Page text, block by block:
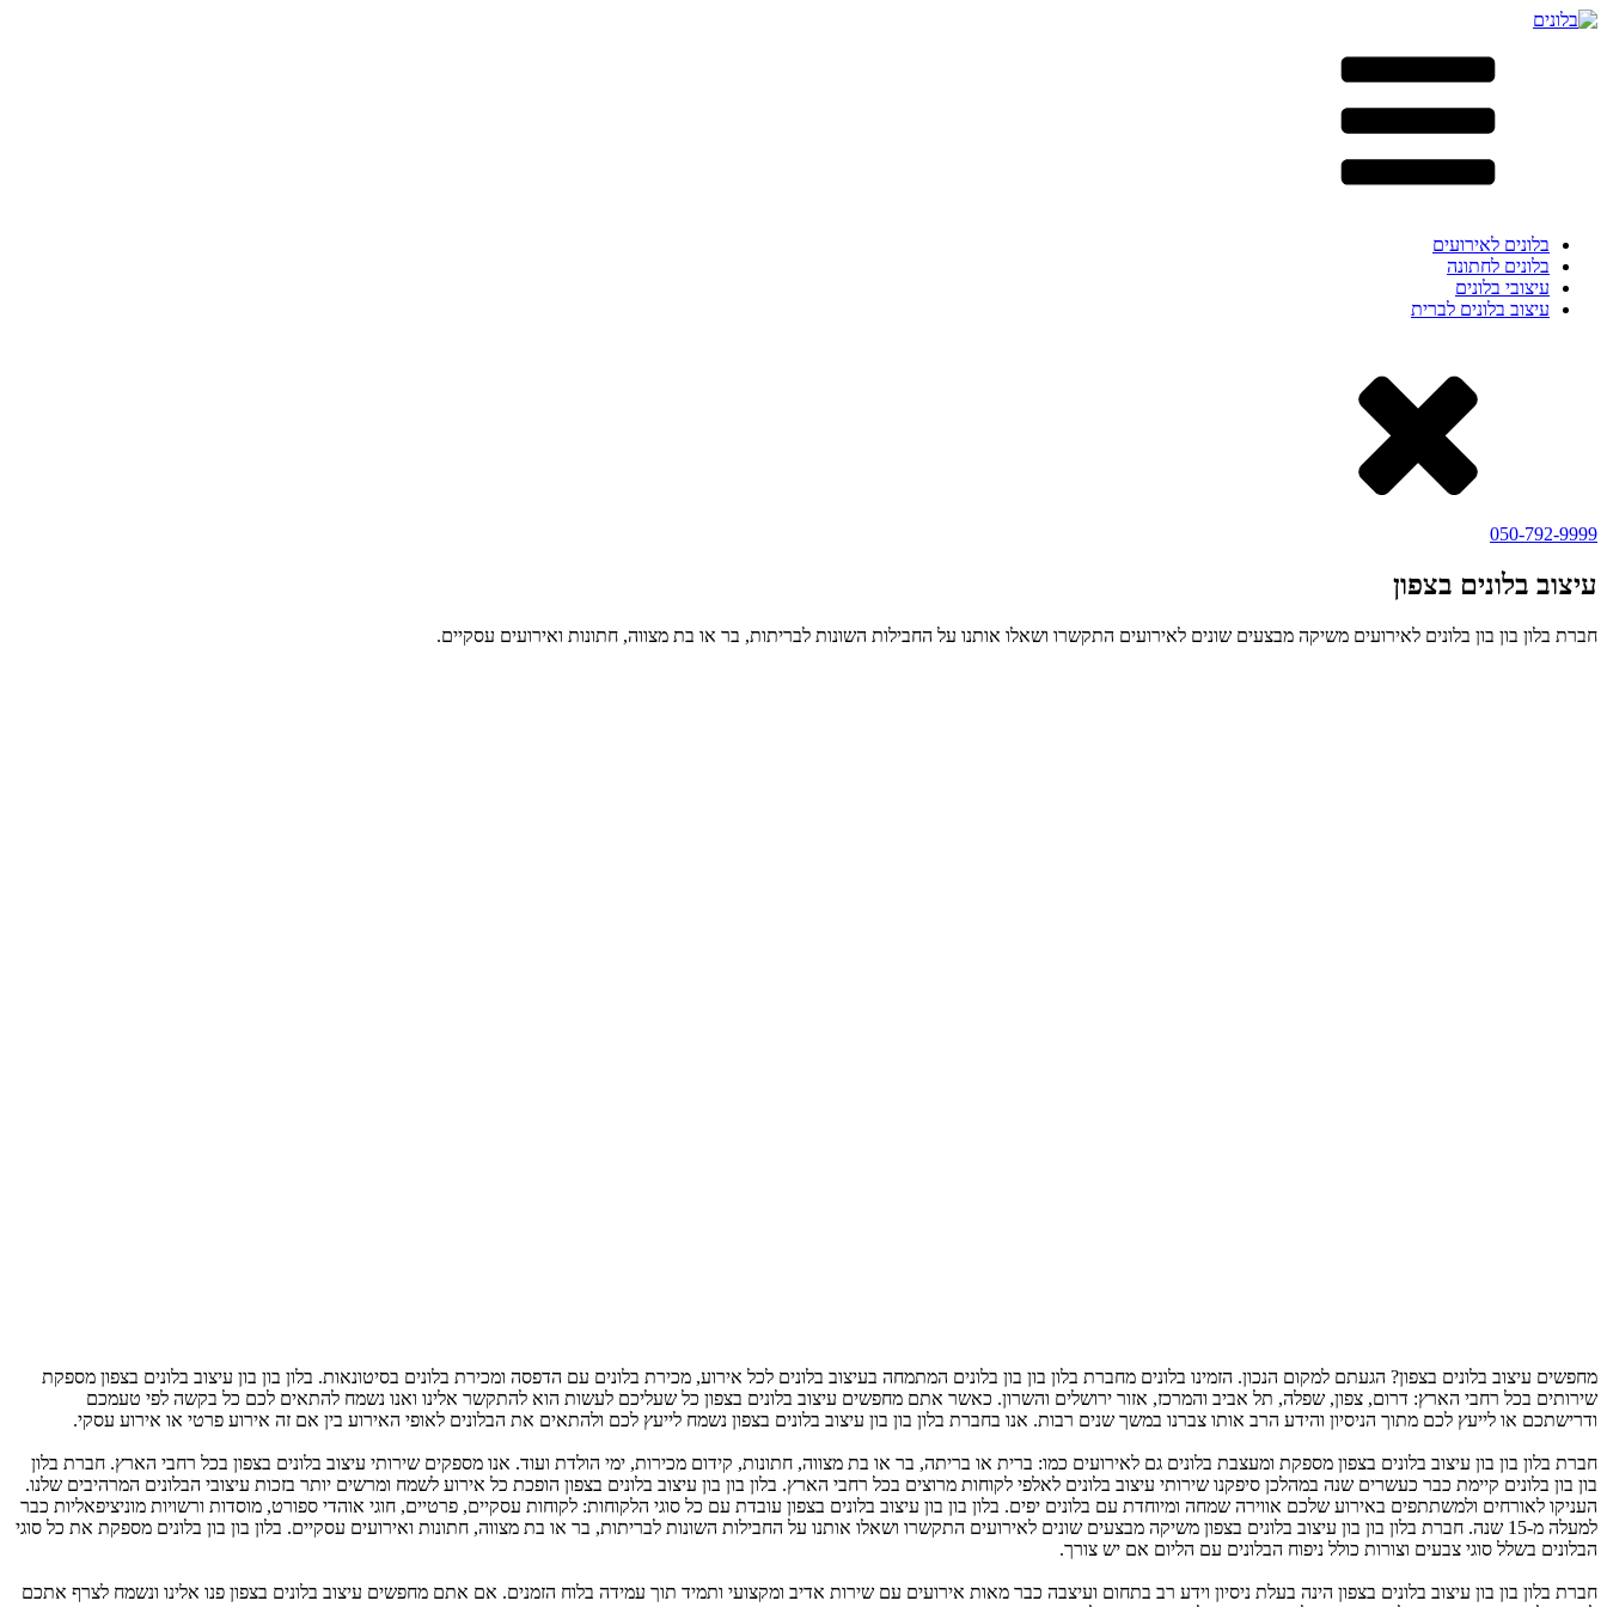
בלונים לאירועים
בלונים לחתונה
עיצובי בלונים
עיצוב בלונים לברית
050-792-9999
עיצוב בלונים בצפון
חברת בלון בון בון בלונים לאירועים משיקה מבצעים שונים לאירועים התקשרו ושאלו אותנו על החבילות השונות לבריתות, בר או בת מצווה, חתונות ואירועים עסקיים.
מחפשים עיצוב בלונים בצפון? הגעתם למקום הנכון. הזמינו בלונים מחברת בלון בון בון בלונים המתמחה בעיצוב בלונים לכל אירוע, מכירת בלונים עם הדפסה ומכירת בלונים בסיטונאות. בלון בון בון עיצוב בלונים בצפון מספקת
שירותים בכל רחבי הארץ: דרום, צפון, שפלה, תל אביב והמרכז, אזור ירושלים והשרון. כאשר אתם מחפשים עיצוב בלונים בצפון כל שעליכם לעשות הוא להתקשר אלינו ואנו נשמח להתאים לכם כל בקשה לפי טעמכם
ודרישתכם או לייעץ לכם מתוך הניסיון והידע הרב אותו צברנו במשך שנים רבות. אנו בחברת בלון בון בון עיצוב בלונים בצפון נשמח לייעץ לכם ולהתאים את הבלונים לאופי האירוע בין אם זה אירוע פרטי או אירוע עסקי.
חברת בלון בון בון עיצוב בלונים בצפון מספקת ומעצבת בלונים גם לאירועים כמו: ברית או בריתה, בר או בת מצווה, חתונות, קידום מכירות, ימי הולדת ועוד. אנו מספקים שירותי עיצוב בלונים בצפון בכל רחבי הארץ. חברת בלון
בון בון בלונים קיימת כבר כעשרים שנה במהלכן סיפקנו שירותי עיצוב בלונים לאלפי לקוחות מרוצים בכל רחבי הארץ. בלון בון בון עיצוב בלונים בצפון הופכת כל אירוע לשמח ומרשים יותר בזכות עיצובי הבלונים המרהיבים שלנו.
העניקו לאורחים ולמשתתפים באירוע שלכם אווירה שמחה ומיוחדת עם בלונים יפים. בלון בון בון עיצוב בלונים בצפון עובדת עם כל סוגי הלקוחות: לקוחות עסקיים, פרטיים, חוגי אוהדי ספורט, מוסדות ורשויות מוניציפאליות כבר
למעלה מ-15 שנה. חברת בלון בון בון עיצוב בלונים בצפון משיקה מבצעים שונים לאירועים התקשרו ושאלו אותנו על החבילות השונות לבריתות, בר או בת מצווה, חתונות ואירועים עסקיים. בלון בון בון בלונים מספקת את כל סוגי
הבלונים בשלל סוגי צבעים וצורות כולל ניפוח הבלונים עם הליום אם יש צורך.
חברת בלון בון בון עיצוב בלונים בצפון הינה בעלת ניסיון וידע רב בתחום ועיצבה כבר מאות אירועים עם שירות אדיב ומקצועי ותמיד תוך עמידה בלוח הזמנים. אם אתם מחפשים עיצוב בלונים בצפון פנו אלינו ונשמח לצרף אתכם